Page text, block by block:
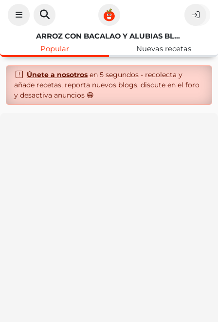
ARROZ CON BACALAO Y ALUBIAS BLANCAS
Popular
Nuevas recetas
Únete a nosotrosen 5 segundos - recolecta y
añade recetas, reporta nuevos blogs, discute en el foro
y desactiva anuncios 😄